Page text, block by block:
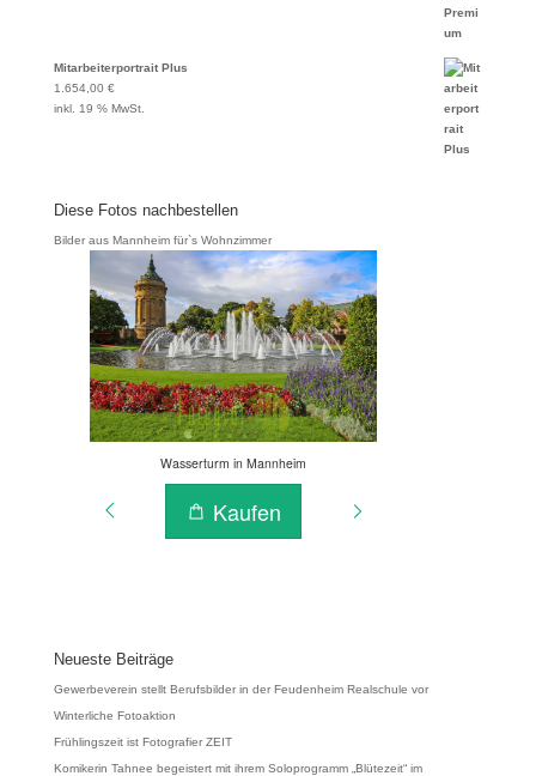
Mitarbeiterportrait Plus
1.654,00 €
inkl. 19 % MwSt.
Diese Fotos nachbestellen
Bilder aus Mannheim für`s Wohnzimmer
Neueste Beiträge
Gewerbeverein stellt Berufsbilder in der Feudenheim Realschule vor
Winterliche Fotoaktion
Frühlingszeit ist Fotografier ZEIT
Komikerin Tahnee begeistert mit ihrem Soloprogramm „Blütezeit“ im